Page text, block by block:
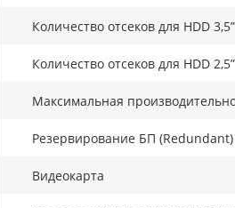
Количество отсеков для HDD 3,5”
Количество отсеков для HDD 2,5”
Максимальная
Резервирование БП (Redundant)
Видеокарта